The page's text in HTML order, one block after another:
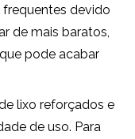
devido
de mais baratos,
pode acabar
lixo reforçados e
de uso. Para